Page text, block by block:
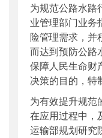
为规范公路水路
业管理部门业务
险管理需求，并
而达到预防公路
保障人民生命财
决策的目的，特
为有效提升规范
在应用过程中，
运输部规划研究